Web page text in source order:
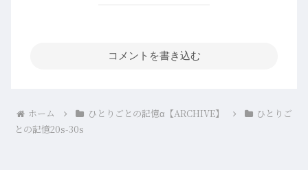
コメントを書き込む
ホーム ひとりごとの記憶α【ARCHIVE】
ひとりご
との記憶20s-30s